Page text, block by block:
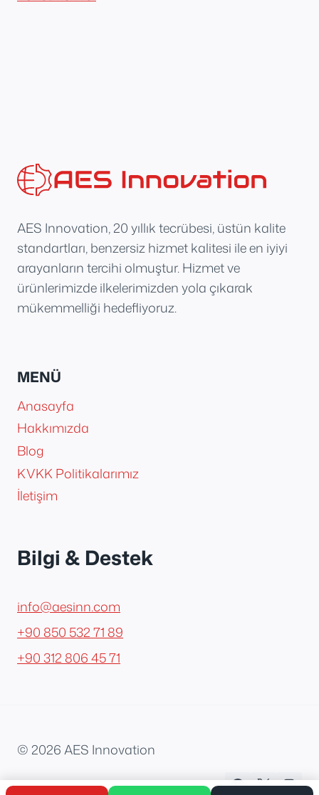
AES Innovation, 20 yıllık tecrübesi, üstün kalite
standartları, benzersiz hizmet kalitesi ile en iyiyi
arayanların tercihi olmuştur. Hizmet ve
ürünlerimizde ilkelerimizden yola çıkarak
mükemmelliği hedefliyoruz.
MENÜ
Anasayfa
Hakkımızda
Blog
KVKK Politikalarımız
İletişim
Bilgi & Destek
info@aesinn.com
+90 850 532 71 89
+90 312 806 45 71
© 2026 AES Innovation